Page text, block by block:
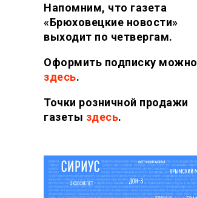
Напомним, что газета
«Брюховецкие новости»
выходит по четвергам.
Оформить подписку можно
здесь.
Точки розничной продажи
газеты здесь.